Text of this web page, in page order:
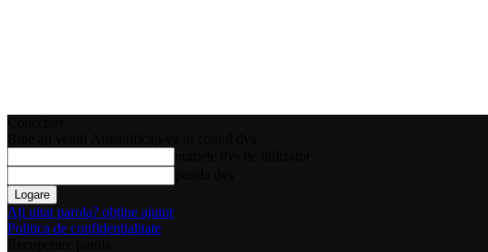
Ați uitat parola? obține ajutor
Politica de confidentialitate